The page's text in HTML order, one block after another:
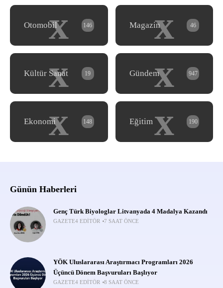
x
Otomobil 146 x
Magazin 46
x
Kültür Sanat 19 x
Gündem 947
x
Ekonomi 148 x
Eğitim 190
Günün Haberleri
Genç Türk Biyologlar Litvanyada 4 Madalya Kazandı
GAZETE4 EDITÖR 7 SAAT ÖNCE
YÖK Uluslararası Araştırmacı Programları 2026
Üçüncü Dönem Başvuruları Başlıyor
GAZETE4 EDITÖR 8 SAAT ÖNCE